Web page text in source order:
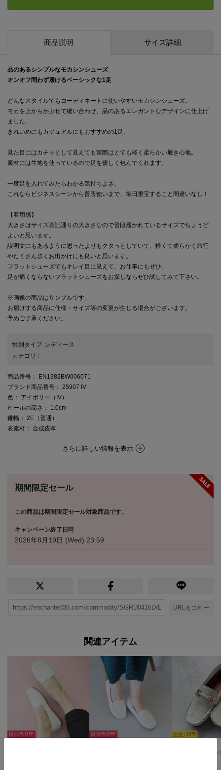
商品説明 サイズ詳細
品のあるシンプルなモカシンシューズ
オンオフ問わず履けるベーシックな1足
どんなスタイルでもコーディネートに使いやすいモカシンシューズ。
モカを上からかぶせて縫い合わせ、品のあるエレガントなデザインに仕上げ
ました。
きれいめにもカジュアルにもおすすめの1足。
見た目にはカチッとして見えても実際はとても軽く柔らかい履き心地。
裏材には生地を使っているので足を優しく包んでくれます。
一度足を入れてみたらわかる気持ちよさ。
これならビジネスシーンから普段使いまで、毎日重宝すること間違いなし！
【着用感】
大きさはサイズ表記通りの大きさなので普段履かれているサイズでちょうど
よいと思います。
説明文にもあるように思ったよりもクタっとしていて、軽くて柔らかく旅行
やたくさん歩くお出かけにも良いと思います。
フラットシューズでもキレイ目に見えて、お仕事にもぜひ。
足が痛くならないフラットシューズをお探しならぜひ試してみて下さい。
※画像の商品はサンプルです。
お届けする商品に仕様・サイズ等の変更が生じる場合がございます。
予めご了承ください。
性別タイプ :レディース
カテゴリ :
商品番号 ： EN1382BW006071
ブランド商品番号 ： 25907 IV
色 ： アイボリー（IV）
ヒールの高さ ： 1.0cm
靴幅 ： 2E（普通）
表素材 ： 合成皮革
さらに詳しい情報を表示
期間限定セール
この商品は期間限定セール対象商品です。
キャンペーン終了日時
2026年8月19日 (Wed) 23:59
URLをコピー
関連アイテム
42% 36% 15